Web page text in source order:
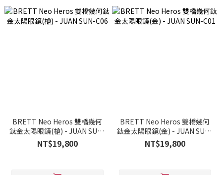
BRETT Neo Heros 雙橋幾何
鈦金太陽眼鏡(槍) - JUAN SUN-
C06
NT$19,800
BRETT Neo Heros 雙橋幾何
鈦金太陽眼鏡(金) - JUAN SUN-
C01
NT$19,800